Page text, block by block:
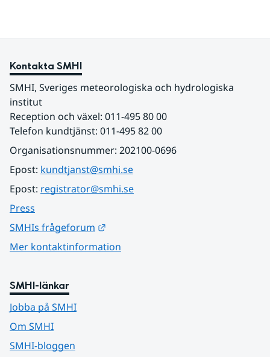
Kontakta SMHI
SMHI, Sveriges meteorologiska och hydrologiska
institut
Reception och växel: 011-495 80 00
Telefon kundtjänst: 011-495 82 00
Organisationsnummer: 202100-0696
Epost: kundtjanst@smhi.se
Epost: registrator@smhi.se
Press
SMHIs frågeforum
Mer kontaktinformation
SMHI-länkar
Jobba på SMHI
Om SMHI
SMHI-bloggen